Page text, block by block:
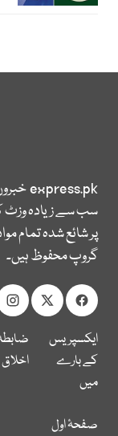
express.pk
سب سے زیادہ وزٹ
پر شائع شدہ تمام
گروپ محفوظ ہیں۔
ایکسپریس
کے بارے
میں
اخلاق
صفحۂ اول